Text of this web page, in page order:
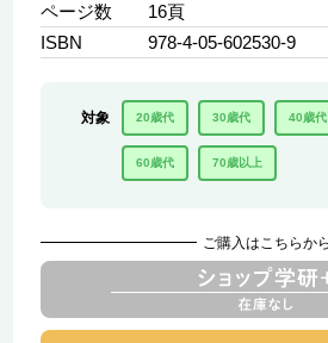
ページ数
16頁
ISBN
978-4-05-602530-9
対象 20歳代 30歳代 40歳代
60歳代 70歳以上
ご購入はこちらから